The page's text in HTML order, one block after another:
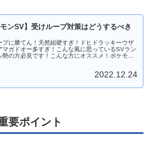
モンSV】受けループ対策はどうするべき
プに勝てん！天然組硬すぎ！ドヒドラッキーウザ
マガドオー多すぎ！こんな風に思っているSVラン
勢の方必見です！こんな方にオススメ！ポケモン
2022.12.24
要ポイント